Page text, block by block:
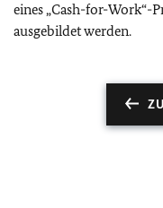
eines „Cash-for-Work“-
ausgebildet werden.